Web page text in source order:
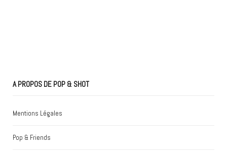
A PROPOS DE POP & SHOT
Mentions Légales
Pop & Friends